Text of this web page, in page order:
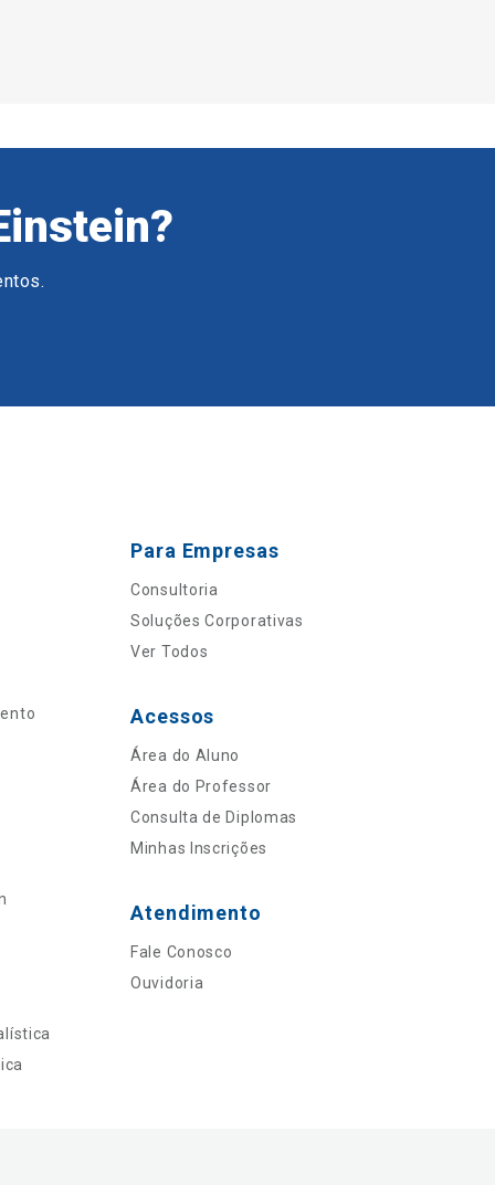
Para Empresas
Consultoria
Soluções Corporativas
Ver Todos
Acessos
Área do Aluno
Área do Professor
Consulta de Diplomas
Minhas Inscrições
Atendimento
Fale Conosco
Ouvidoria